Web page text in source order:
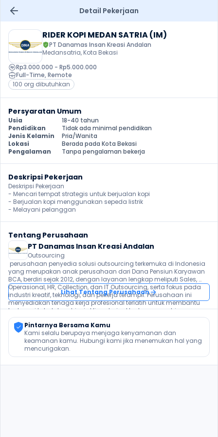
Detail Pekerjaan
RIDER KOPI MEDAN SATRIA (IM)
PT Danamas Insan Kreasi Andalan
Medansatria, Kota Bekasi
Rp3.000.000 - Rp5.000.000
Full-Time, Remote
100 org dibutuhkan
Persyaratan Umum
Usia
18-40 tahun
Pendidikan
Tidak ada minimal pendidikan
Jenis Kelamin
Pria/Wanita
Lokasi
Berada pada Kota Bekasi
Pengalaman
Tanpa pengalaman bekerja
Deskripsi Pekerjaan
Deskripsi Pekerjaan
- Mencari tempat strategis untuk berjualan kopi
- Berjualan kopi menggunakan sepeda listrik
- Melayani pelanggan
Tentang Perusahaan
PT Danamas Insan Kreasi Andalan
Outsourcing
perusahaan penyedia solusi outsourcing terkemuka di Indonesia
yang merupakan anak perusahaan dari Dana Pensiun Karyawan
BCA, berdiri sejak 2012, dengan layanan lengkap meliputi Sales,
Operasional, HR, Collection, dan IT Outsourcing, serta fokus pada
industri kreatif, teknologi, dan pekerja terampil. Perusahaan ini
menyediakan tenaga kerja profesional terlatih untuk membantu
berbagai kebutuhan bisnis klien, dari sektor keuangan hingga
teknologi.
Lihat Tentang Perusahaan
Pintarnya Bersama Kamu
Kami selalu berupaya menjaga kenyamanan dan
keamanan kamu. Hubungi kami jika menemukan hal yang
mencurigakan.